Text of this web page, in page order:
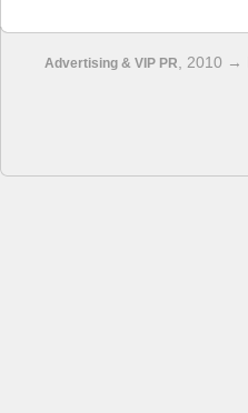
Advertising & VIP PR , 2010 →